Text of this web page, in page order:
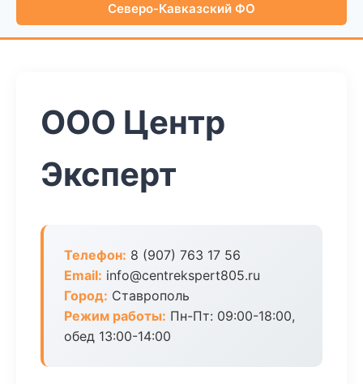
Северо-Кавказский ФО
ООО Центр
Эксперт
Телефон: 8 (907) 763 17 56
Email: info@centrekspert805.ru
Город: Ставрополь
Режим работы: Пн-Пт: 09:00-18:00,
обед 13:00-14:00